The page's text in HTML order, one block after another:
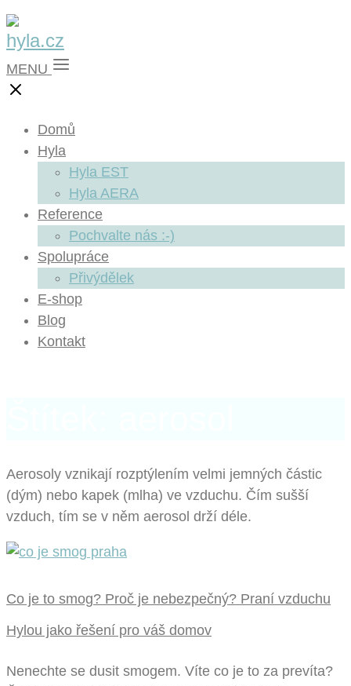
MENU
Domů
Hyla
Hyla EST
Hyla AERA
Reference
Pochvalte nás :-)
Spolupráce
Přivýdělek
E-shop
Blog
Kontakt
Aerosoly vznikají rozptýlením velmi jemných částic
(dým) nebo kapek (mlha) ve vzduchu. Čím sušší
vzduch, tím se v něm aerosol drží déle.
Co je to smog? Proč je nebezpečný? Praní vzduchu
Hylou jako řešení pro váš domov
Nenechte se dusit smogem. Víte co je to za prevíta?